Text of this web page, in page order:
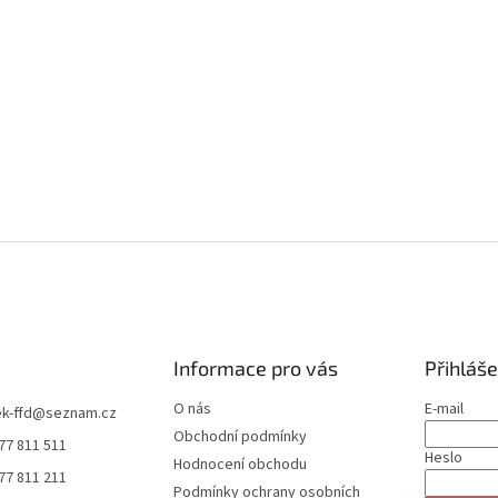
ffd@seznam.cz
811 511
811 211
Informace pro vás
O nás
Obchodní podmínky
Hodnocení obchodu
Podmínky ochrany osobních
E-mail
Heslo